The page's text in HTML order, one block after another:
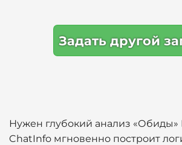
Задать другой
Нужен глубокий анализ
ChatInfo мгновенно построит